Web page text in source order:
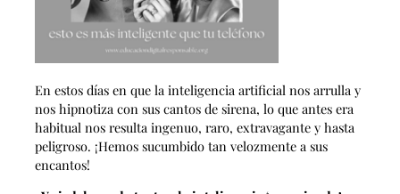
En estos días en que la inteligencia artificial nos arrulla y
nos hipnotiza con sus cantos de sirena, lo que antes era
habitual nos resulta ingenuo, raro, extravagante y hasta
peligroso. ¡Hemos sucumbido tan velozmente a sus
encantos!